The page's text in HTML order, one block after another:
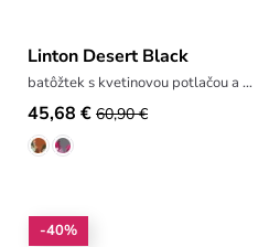
Linton Desert Black
batôžtek s kvetinovou potlačou a výšivkou
45,68 € 60,90 €
-40%